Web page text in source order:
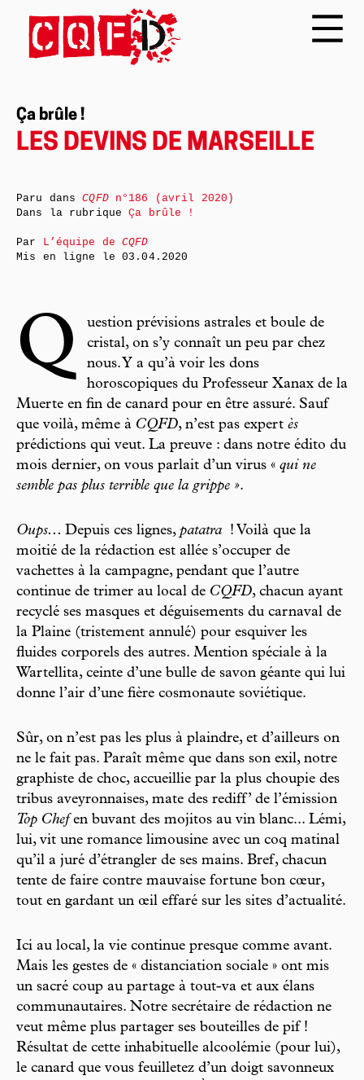
Ça brûle !
LES DEVINS DE MARSEILLE
Q
uestion prévisions astrales et boule de
cristal, on s’y connaît un peu par chez
nous. Y a qu’à voir les dons
horoscopiques du Professeur Xanax de la
Muerte en fin de canard pour en être assuré. Sauf
que voilà, même à CQFD, n’est pas expert ès
prédictions qui veut. La preuve : dans notre édito du
mois dernier, on vous parlait d’un virus « qui ne
semble pas plus terrible que la grippe ».
Oups... Depuis ces lignes, patatra
! Voilà que la
moitié de la rédaction est allée s’occuper de
vachettes à la campagne, pendant que l’autre
continue de trimer au local de CQFD, chacun ayant
recyclé ses masques et déguisements du carnaval de
la Plaine (tristement annulé) pour esquiver les
fluides corporels des autres. Mention spéciale à la
Wartellita, ceinte d’une bulle de savon géante qui lui
donne l’air d’une fière cosmonaute soviétique.
Sûr, on n’est pas les plus à plaindre, et d’ailleurs on
ne le fait pas. Paraît même que dans son exil, notre
graphiste de choc, accueillie par la plus choupie des
tribus aveyronnaises, mate des rediff’ de l’émission
Top Chef en buvant des mojitos au vin blanc... Lémi,
lui, vit une romance limousine avec un coq matinal
qu’il a juré d’étrangler de ses mains. Bref, chacun
tente de faire contre mauvaise fortune bon cœur,
tout en gardant un œil effaré sur les sites d’actualité.
Ici au local, la vie continue presque comme avant.
Mais les gestes de « distanciation sociale » ont mis
un sacré coup au partage à tout-va et aux élans
communautaires. Notre secrétaire de rédaction ne
veut même plus partager ses bouteilles de pif !
Résultat de cette inhabituelle alcoolémie (pour lui),
le canard que vous feuilletez d’un doigt savonneux
Paru dansCQFDn°186 (avril 2020)
Dans la rubriqueÇa brûle !
Par L’équipe deCQFD
Mis en ligne le03.04.2020